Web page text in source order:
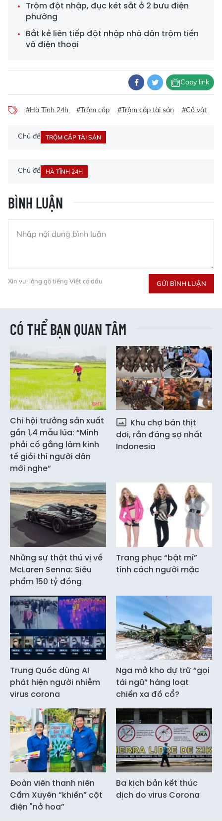
Trộm đột nhập, đục két sắt ở 2 bưu điện
phường
Bắt kẻ liên tiếp đột nhập nhà dân trộm tiền
và điện thoại
Copy link
#Hà Tĩnh 24h #Trộm cắp #Trộm cắp tài sản #Cổ vật
Chủ đề TRỘM CẮP TÀI SẢN
Chủ đề HÀ TĨNH 24H
BÌNH LUẬN
Xin vui lòng gõ tiếng Việt có dấu GỬI BÌNH LUẬN
CÓ THỂ BẠN QUAN TÂM
Chi hội trưởng sản xuất
gần 1,4 mẫu lúa: “Mình
phải cố gắng làm kinh
tế giỏi thì người dân
mới nghe”
Khu chợ bán thịt
dơi, rắn đáng sợ nhất
Indonesia
Những sự thật thú vị về
McLaren Senna: Siêu
phẩm 150 tỷ đồng
Trang phục “bật mí”
tính cách người mặc
Trung Quốc dùng AI
phát hiện người nhiễm
virus corona
Nga mở kho dự trữ “gọi
tái ngũ” hàng loạt
chiến xa đồ cổ?
Đoàn viên thanh niên
Cẩm Xuyên “khiến” cột
điện "nở hoa”
Ba kịch bản kết thúc
dịch do virus Corona